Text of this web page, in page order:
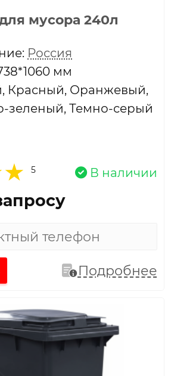
мусора 240л
Россия
мм
Красный, Оранжевый,
зеленый, Темно-серый
5 В наличии
Подробнее